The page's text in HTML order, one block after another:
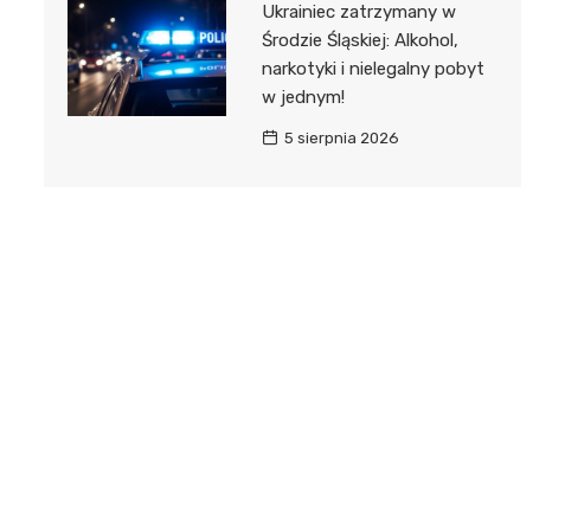
Ukrainiec zatrzymany w
Środzie Śląskiej: Alkohol,
narkotyki i nielegalny pobyt
w jednym!
5 sierpnia 2026